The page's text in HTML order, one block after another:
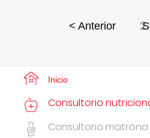
< Anterior 2
Inicio
Consultorio
Consultorio matrona